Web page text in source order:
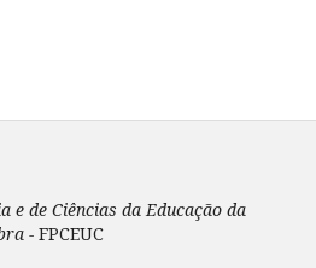
e de Ciências da Educação da
- FPCEUC